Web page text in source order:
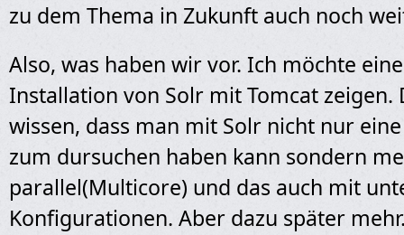
zu dem Thema in Zukunft auch noch
Also, was haben wir vor. Ich möchte
Installation von Solr mit Tomcat zeigen.
wissen, dass man mit Solr nicht nur eine
zum dursuchen haben kann sondern
parallel(Multicore) und das auch mit
Konfigurationen. Aber dazu später